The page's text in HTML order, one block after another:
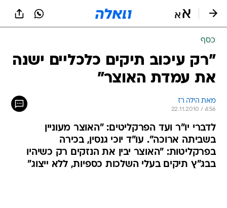
כסף
"רק עיכוב תיקים כלכליים ישנה
את עמדת האוצר"
מאת הילה רז
22.11.2010 / 4:56
לדברי יו"ר ועד הפרקליטים: "האוצר מעוניין
בשביתה ארוכה". עו"ד יוכי גנסין, בכירה
בפרקליטות: "האוצר יבין את הנזקים רק כשיהיו
בבג"ץ תיקים בעלי השלכות כספיות, ללא ייצוג"